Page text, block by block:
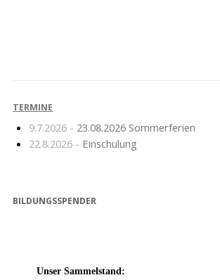
TERMINE
9.7.2026 - 23.08.2026 Sommerferien
22.8.2026 - Einschulung
BILDUNGSSPENDER